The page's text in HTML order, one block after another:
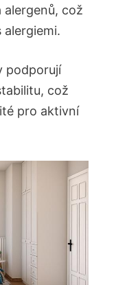
což
alergiemi.
podporují⁣
což
pro aktivní